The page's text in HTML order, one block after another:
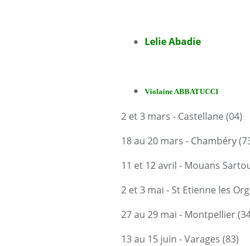
Lelie Abadie
Violaine ABBATUCCI
2 et 3 mars - Castellane (04)
18 au 20 mars - Chambéry
11 et 12 avril - Mouans
2 et 3 mai - St Etienne les
27 au 29 mai - Montpellier
13 au 15 juin - Varages (83)